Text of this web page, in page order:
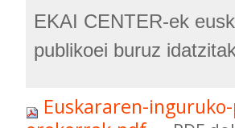
EKAI CENTER-ek
publikoei buruz
Euskararen-